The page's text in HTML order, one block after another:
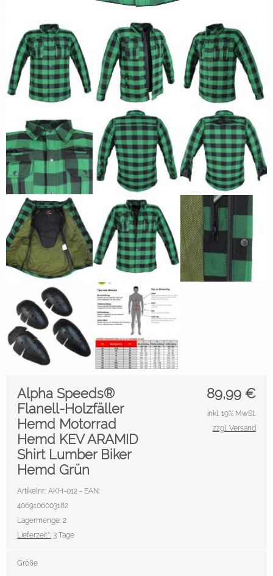
89,99 €
Alpha Speeds®
Flanell-Holzfäller
Hemd Motorrad
Hemd KEV ARAMID
Shirt Lumber Biker
Hemd Grün
Artikelnr.: AKH-012 - EAN:
4069106003182
Lagermenge: 2
Lieferzeit*: 3 Tage
inkl. 19% MwSt.
zzgl. Versand
Größe